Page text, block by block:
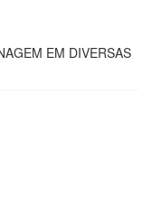
EM DIVERSAS